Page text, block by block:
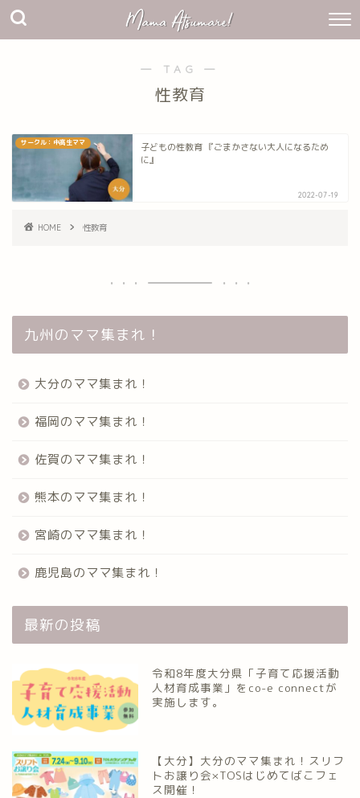
― TAG ―
性教育
サークル：中高生ママ
子どもの性教育 『ごまかさない大人になるため
に』
2022-07-19
HOME 性教育
九州のママ集まれ！
大分のママ集まれ！
福岡のママ集まれ！
佐賀のママ集まれ！
熊本のママ集まれ！
宮崎のママ集まれ！
鹿児島のママ集まれ！
最新の投稿
令和8年度大分県「子育て応援活動
人材育成事業」をco-e connectが
実施します。
【大分】大分のママ集まれ！スリフ
トお譲り会×TOSはじめてばこフェ
ス開催！